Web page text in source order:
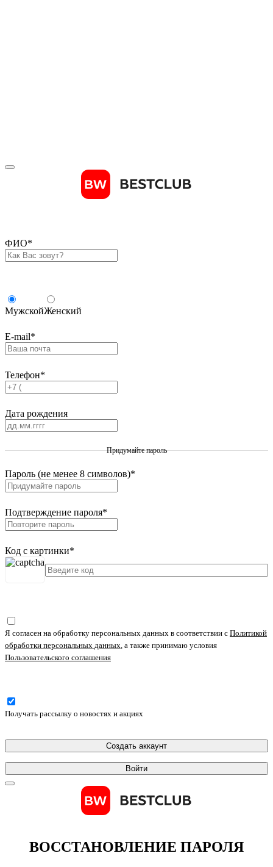
ФИО*
МужскойЖенский
E-mail*
Телефон*
Дата рождения
Придумайте пароль
Пароль (не менее 8 символов)*
Подтверждение пароля*
Код с картинки*
Я согласен на обработку персональных данных в соответствии с Политикой
обработки персональных данных, а также принимаю условия
Пользовательского соглашения
Получать рассылку о новостях и акциях
Создать аккаунт
Войти
ВОССТАНОВЛЕНИЕ ПАРОЛЯ